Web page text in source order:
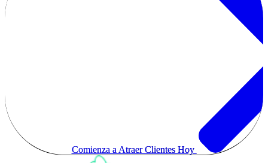
Comienza a Atraer Clientes Hoy